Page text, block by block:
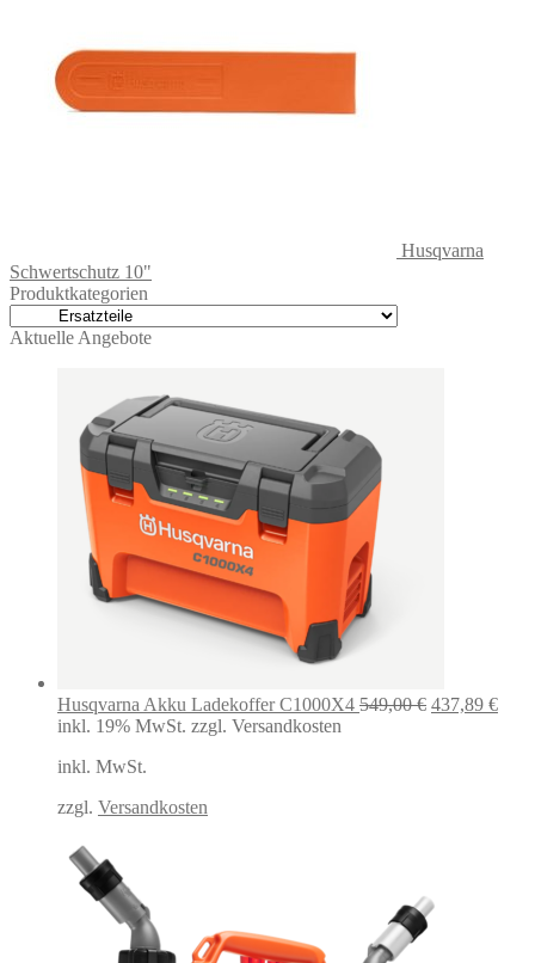
Husqvarna
Schwertschutz 10"
Produktkategorien
Aktuelle Angebote
Husqvarna Akku Ladekoffer C1000X4 549,00€ 437,89 €
inkl. 19% MwSt. zzgl. Versandkosten
inkl. MwSt.
zzgl. Versandkosten